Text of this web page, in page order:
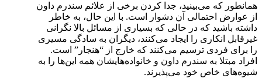
همانطور که می‌بینید، جدا کردن برخی از علائم سندرم داون
از عوارض احتمالی آن دشوار است. با این حال، به خاطر
داشته باشید که در حالی که بسیاری از مسائل بالا نگرانی
غیرقابل انکاری را ایجاد می‌کنند، دیگران به سادگی مسیری
را برای فردی ترسیم می‌کنند که خارج از “هنجار” است.
افراد مبتلا به سندرم داون و خانواده‌هایشان همه این‌ها را به
شیوه‌های خاص خود می‌پذیرند.